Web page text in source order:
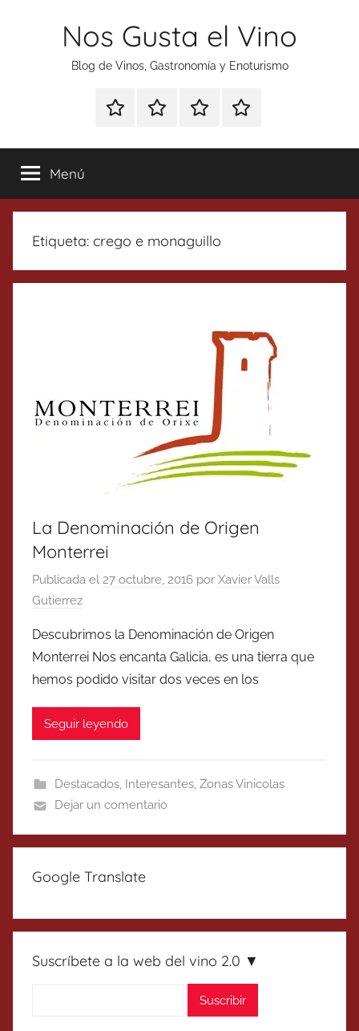
Nos Gusta el Vino
Blog de Vinos, Gastronomía y Enoturismo
Especial
Tonics
Enoturismo
Gastronomía
RankingContacto
Menú
Etiqueta: crego e monaguillo
La Denominación de Origen
Monterrei
Publicada el 27 octubre, 2016 por Xavier Valls
Gutierrez
Descubrimos la Denominación de Origen
Monterrei Nos encanta Galicia, es una tierra que
hemos podido visitar dos veces en los
Seguir leyendo
Destacados, Interesantes, Zonas Vinicolas
Dejar un comentario
Google Translate
Suscríbete a la web del vino 2.0 ▼